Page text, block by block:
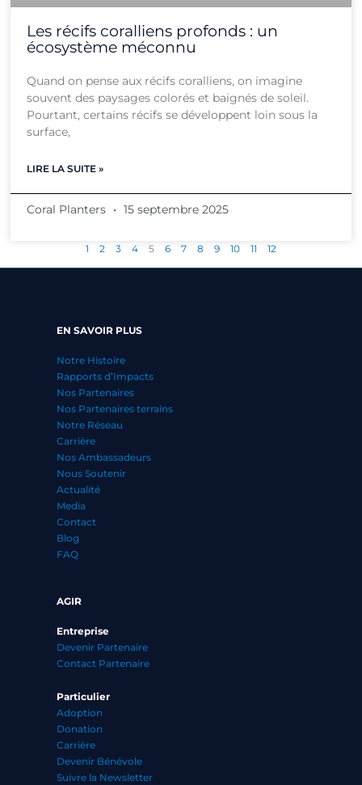
Les récifs coralliens profonds : un
écosystème méconnu
Quand on pense aux récifs coralliens, on imagine
souvent des paysages colorés et baignés de soleil.
Pourtant, certains récifs se développent loin sous la
surface,
LIRE LA SUITE »
Coral Planters 15 septembre 2025
1 2 3 4 5 6 7 8 9 10 11 12
EN SAVOIR PLUS
Notre Histoire
Rapports d’Impacts
Nos Partenaires
Nos Partenaires terrains
Notre Réseau
Carrière
Nos Ambassadeurs
Nous Soutenir
Actualité
Media
Contact
Blog
FAQ
AGIR
Entreprise
Devenir Partenaire
Contact Partenaire
Particulier
Adoption
Donation
Carrière
Devenir Bénévole
Suivre la Newsletter